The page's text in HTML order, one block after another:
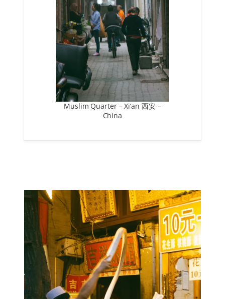
Muslim Quarter – Xi’an 西安 –
China